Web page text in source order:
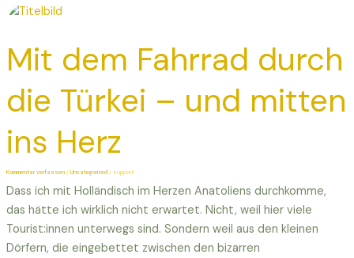
Mit dem Fahrrad durch
die Türkei – und mitten
ins Herz
Kommentar verfassen / Uncategorized / support
Dass ich mit Holländisch im Herzen Anatoliens durchkomme,
das hätte ich wirklich nicht erwartet. Nicht, weil hier viele
Tourist:innen unterwegs sind. Sondern weil aus den kleinen
Dörfern, die eingebettet zwischen den bizarren
Mit
Fahrrad
durch
die
Türkei
und